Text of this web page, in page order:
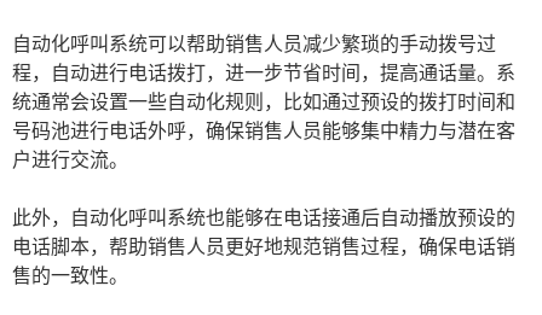
自动化呼叫系统可以帮助销售人员减少繁琐的手动拨号过
程，自动进行电话拨打，进一步节省时间，提高通话量。系
统通常会设置一些自动化规则，比如通过预设的拨打时间和
号码池进行电话外呼，确保销售人员能够集中精力与潜在客
户进行交流。
此外，自动化呼叫系统也能够在电话接通后自动播放预设的
电话脚本，帮助销售人员更好地规范销售过程，确保电话销
售的一致性。